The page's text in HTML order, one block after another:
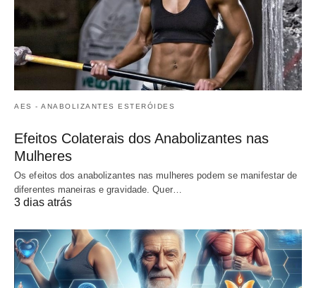
AES - ANABOLIZANTES ESTERÓIDES
Efeitos Colaterais dos Anabolizantes nas
Mulheres
Os efeitos dos anabolizantes nas mulheres podem se manifestar de
diferentes maneiras e gravidade. Quer…
3 dias atrás